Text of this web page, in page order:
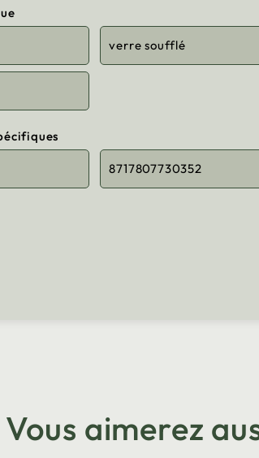
verre soufflé
8717807730352
Vous aimerez